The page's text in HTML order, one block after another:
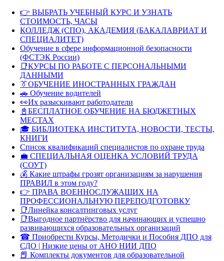
👉 ВЫБРАТЬ УЧЕБНЫЙ КУРС И УЗНАТЬ
СТОИМОСТЬ, ЧАСЫ
КОЛЛЕДЖ (СПО), АКАДЕМИЯ (БАКАЛАВРИАТ И
СПЕЦИАЛИТЕТ)
Обучение в сфере информационной безопасности
(ФСТЭК России)
📑КУРСЫ ПО РАБОТЕ С ПЕРСОНАЛЬНЫМИ
ДАННЫМИ
👔ОБУЧЕНИЕ ИНОСТРАННЫХ ГРАЖДАН
🚗 Обучение водителей
👀Их разыскивают работодатели
📓БЕСПЛАТНОЕ ОБУЧЕНИЕ НА БЮДЖЕТНЫХ
МЕСТАХ
🎓 БИБЛИОТЕКА ИНСТИТУТА, НОВОСТИ, ТЕСТЫ,
КНИГИ
Список квалификаций специалистов по охране труда
💼 СПЕЦИАЛЬНАЯ ОЦЕНКА УСЛОВИЙ ТРУДА
(СОУТ)
💰 Какие штрафы грозят организациям за нарушения
ПРАВИЛ в этом году?
👉 ПРАВА ВОЕННОСЛУЖАЩИХ НА
ПРОФЕССИОНАЛЬНУЮ ПЕРЕПОДГОТОВКУ
📑Линейка консалтинговых услуг
📑Выгодное партнёрство для начинающих и успешно
развивающихся образовательных организаций
☎ Приобрести Курсы, Методички и Пособия ДПО для
СДО | Низкие цены от АНО НИИ ДПО
📕 Комплекты документов для образовательной